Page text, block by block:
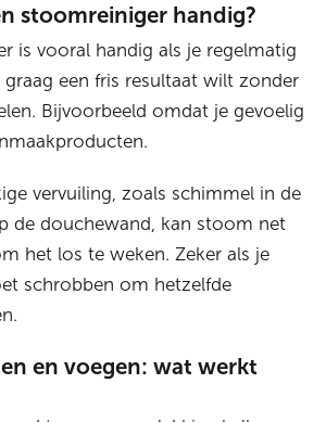
stoomreiniger handig?
is vooral handig als je regelmatig
een fris resultaat wilt zonder
Bijvoorbeeld omdat je gevoelig
vervuiling, zoals schimmel in de
de douchewand, kan stoom net
het los te weken. Zeker als je
schrobben om hetzelfde
en voegen: wat werkt